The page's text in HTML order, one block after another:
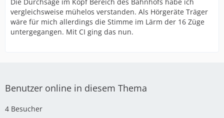
vergleichsweise mühelos verstanden. Als Hörgeräte Träger
wäre für mich allerdings die Stimme im Lärm der 16 Züge
untergegangen. Mit CI ging das nun.
Benutzer online in diesem Thema
4 Besucher